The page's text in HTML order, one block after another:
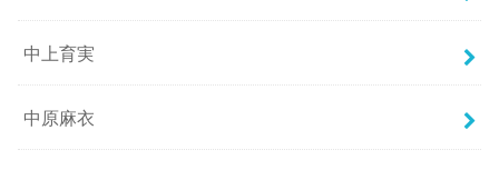
中上育実
中原麻衣